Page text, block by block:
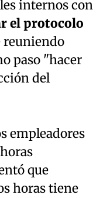
internos con
el protocolo
reuniendo
paso "hacer
del
empleadores
que
horas tiene